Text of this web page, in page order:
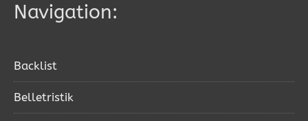
Navigation:
Backlist
Belletristik